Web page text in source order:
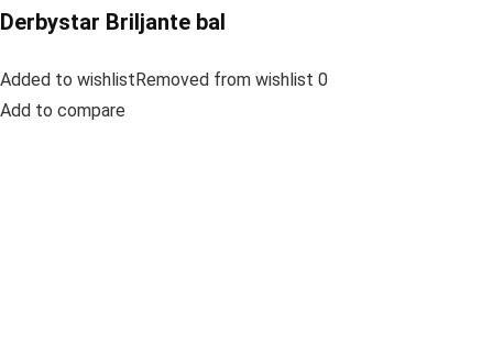
Derbystar Briljante bal
Added to wishlistRemoved from wishlist 0
Add to compare